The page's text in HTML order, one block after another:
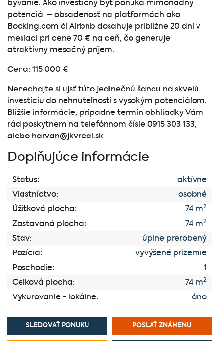
bývanie. Ako investičný byt ponúka mimoriadny
potenciál – obsadenosť na platformách ako
Booking.com či Airbnb dosahuje približne 20 dní v
mesiaci pri cene 70 € na deň, čo generuje
atraktívny mesačný príjem.
Cena: 115 000 €
Nenechajte si ujsť túto jedinečnú šancu na skvelú
investíciu do nehnuteľnosti s vysokým potenciálom.
Bližšie informácie, prípadne termín obhliadky Vám
rád poskytnem na telefónnom čísle 0915 303 133,
alebo harvan@jkvreal.sk
Doplňujúce informácie
Status:
aktívne
Vlastníctvo:
osobné
Úžitková plocha:
74 m2
Zastavaná plocha: 74 m2
Stav:
úplne prerobený
Pozícia:
vyvýšené prízemie
Poschodie:
1
Celková plocha:
74 m2
Vykurovanie - lokálne: áno
SLEDOVAŤ PONUKU POSLAŤ ZNÁMENU